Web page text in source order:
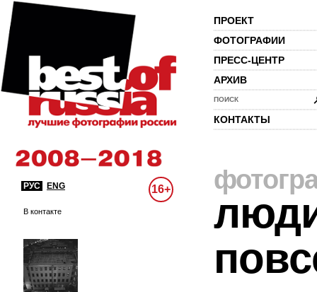
ПРОЕКТ
ФОТОГРАФИИ
ПРЕСС-ЦЕНТР
АРХИВ
ПОИСК
КОНТАКТЫ
РУС ENG 16+
В контакте